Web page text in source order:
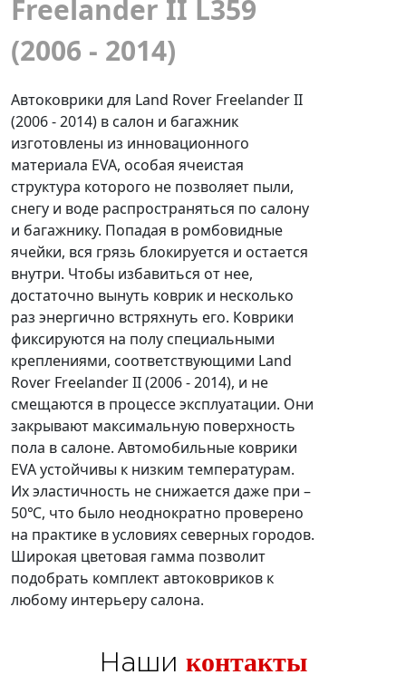
Freelander II L359
(2006 - 2014)
Автоковрики для Land Rover Freelander II
(2006 - 2014) в салон и багажник
изготовлены из инновационного
материала EVA, особая ячеистая
структура которого не позволяет пыли,
снегу и воде распространяться по салону
и багажнику. Попадая в ромбовидные
ячейки, вся грязь блокируется и остается
внутри. Чтобы избавиться от нее,
достаточно вынуть коврик и несколько
раз энергично встряхнуть его. Коврики
фиксируются на полу специальными
креплениями, соответствующими Land
Rover Freelander II (2006 - 2014), и не
смещаются в процессе эксплуатации. Они
закрывают максимальную поверхность
пола в салоне. Автомобильные коврики
EVA устойчивы к низким температурам.
Их эластичность не снижается даже при –
50℃, что было неоднократно проверено
на практике в условиях северных городов.
Широкая цветовая гамма позволит
подобрать комплект автоковриков к
любому интерьеру салона.
Наши контакты